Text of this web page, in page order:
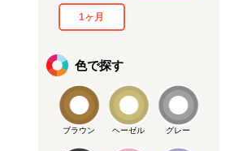
1ヶ月
色で探す
ブラウン ヘーゼル グレー